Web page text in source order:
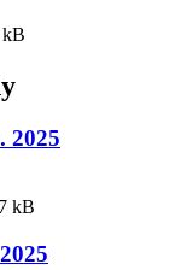
kB
2025
kB